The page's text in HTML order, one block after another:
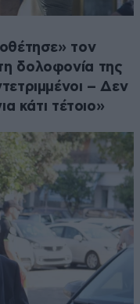
τον
δολοφονία της
– Δεν
κάτι τέτοιο»